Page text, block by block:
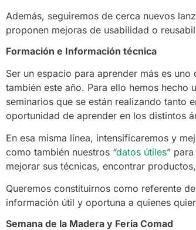
Además, seguiremos de cerca nuevos
proponen mejoras de usabilidad o
Formación e Información técnica
Ser un espacio para aprender más es
también este año. Para ello hemos hecho
seminarios que se están realizando tanto
oportunidad de aprender en los distintos
En esa misma línea, intensificaremos y
como también nuestros “datos útiles”
mejorar sus técnicas, encontrar
Queremos constituirnos como referente
información útil y oportuna a quienes
Semana de la Madera y Feria Comad